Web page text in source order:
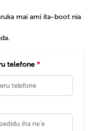
mai ami ita-boot nia
telefone *